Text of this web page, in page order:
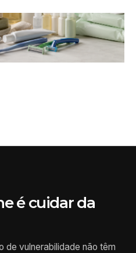
é cuidar da
de vulnerabilidade não têm